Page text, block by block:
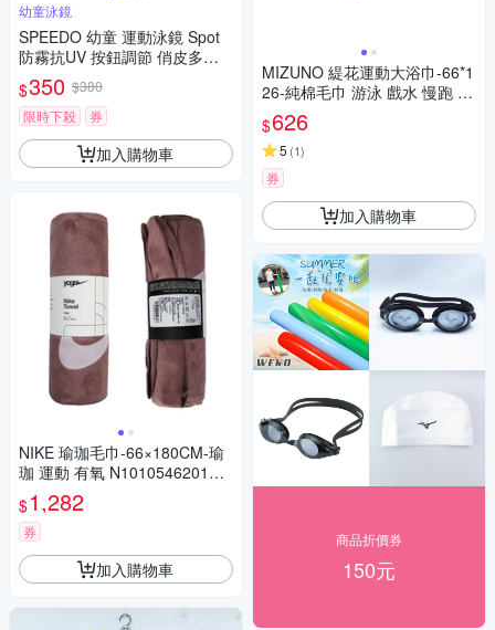
幼童泳鏡
SPEEDO 幼童 運動泳鏡 Spot
防霧抗UV 按鈕調節 俏皮多彩 S
D8083821-2色
$350 $380
限時下殺
券
加入購物車
NIKE 瑜珈毛巾-66×180CM-瑜
珈 運動 有氧 N1010546201OS
藕紫粉
$1,282
券
加入購物車
MIZUNO 緹花運動大浴巾-66*1
26-純棉毛巾 游泳 戲水 慢跑 32
TYB21127 藍白
$626
5 (1)
券
加入購物車
商品折價券
150元